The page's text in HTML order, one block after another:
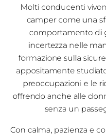
Molti conducenti
camper come una
comportamento di
incertezza nelle
formazione sulla
appositamente
preoccupazioni e le
offrendo anche alle
senza un
Con calma, pazienza e